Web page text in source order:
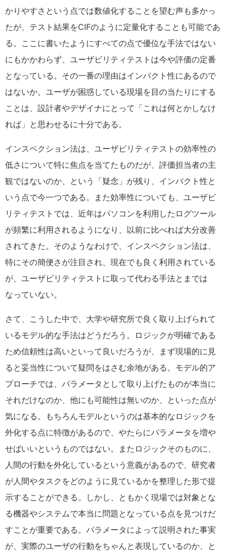
かりやすさという点では数値化することを望む声も多かっ
たが、テスト結果をCIFのように定量化することも可能であ
る。ここに書いたようにすべての点で優位な手法ではない
にもかかわらず、ユーザビリティテストは今や評価の定番
となっている。その一番の理由はインパクト性にあるので
はないか。ユーザが困惑している現場を目の当たりにする
ことは、設計者やデザイナにとって「これは何とかしなけ
れば」と思わせるに十分である。
インスペクション法は、ユーザビリティテストの効率性の
低さについて特に焦点を当てたものだが、評価担当者の主
観ではないのか、という「疑念」が残り、インパクト性と
いう点で今一つである。また効率性についても、ユーザビ
リティテストでは、近年はパソコンを利用したログツール
が頻繁に利用されるようになり、以前に比べれば大分改善
されてきた。そのようなわけで、インスペクション法は、
特にその簡便さが注目され、現在でも良く利用されている
が、ユーザビリティテストに取って代わる手法とまでは
なっていない。
さて、こうした中で、大学や研究所で良く取り上げられて
いるモデル的な手法はどうだろう。ロジックが明確である
ため信頼性は高いといって良いだろうが、まず現場的に見
ると妥当性について疑問をはさむ余地がある。モデル的ア
プローチでは、パラメータとして取り上げたものが本当に
それだけなのか、他にも可能性は無いのか、といった点が
気になる。もちろんモデルというのは基本的なロジックを
外化する点に特徴があるので、やたらにパラメータを増や
せばいいというものではない。またロジックそのものに、
人間の行動を外化しているという意義があるので、研究者
が人間やタスクをどのように見ているかを整理した形で提
示することができる。しかし、ともかく現場では対象とな
る機器やシステムで本当に問題となっている点を見つけだ
すことが重要である。パラメータによって説明された事実
が、実際のユーザの行動をちゃんと表現しているのか、と